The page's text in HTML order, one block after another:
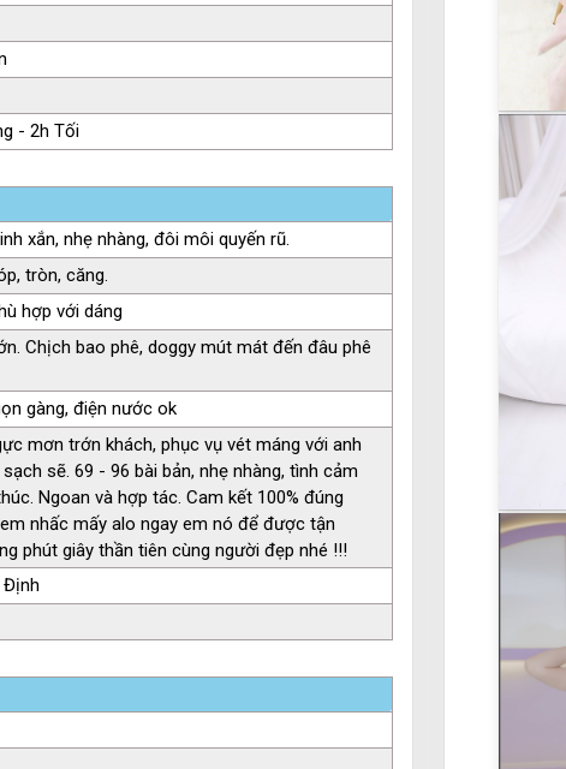
- 2h Tối
xắn, nhẹ nhàng, đôi môi quyến rũ.
tròn, căng.
hợp với dáng
Chịch bao phê, doggy mút mát đến đâu phê
gàng, điện nước ok
mơn trớn khách, phục vụ vét máng với anh
sẽ. 69 - 96 bài bản, nhẹ nhàng, tình cảm
Ngoan và hợp tác. Cam kết 100% đúng
nhấc mấy alo ngay em nó để được tận
phút giây thần tiên cùng người đẹp nhé !!!
Định